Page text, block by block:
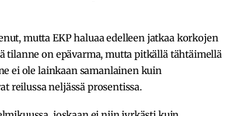
mutta EKP haluaa edelleen jatkaa korkojen
tilanne on epävarma, mutta pitkällä tähtäimellä
ei ole lainkaan samanlainen kuin
reilussa neljässä prosentissa.